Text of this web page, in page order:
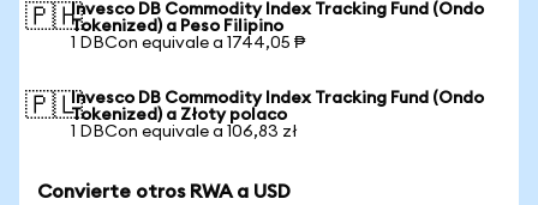
🇵🇭Invesco DB Commodity Index Tracking Fund (Ondo
Tokenized) a Peso Filipino
1 DBCon equivale a 1744,05 ₱
🇵🇱Invesco DB Commodity Index Tracking Fund (Ondo
Tokenized) a Złoty polaco
1 DBCon equivale a 106,83 zł
Convierte otros RWA a USD